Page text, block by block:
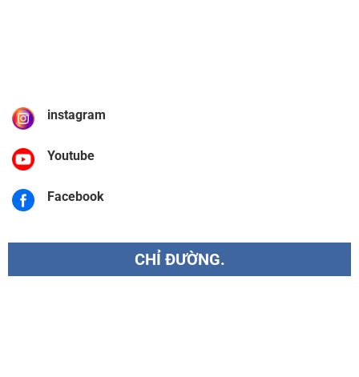
instagram
Youtube
Facebook
CHỈ ĐƯỜNG.